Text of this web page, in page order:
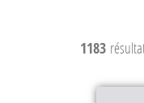
1183